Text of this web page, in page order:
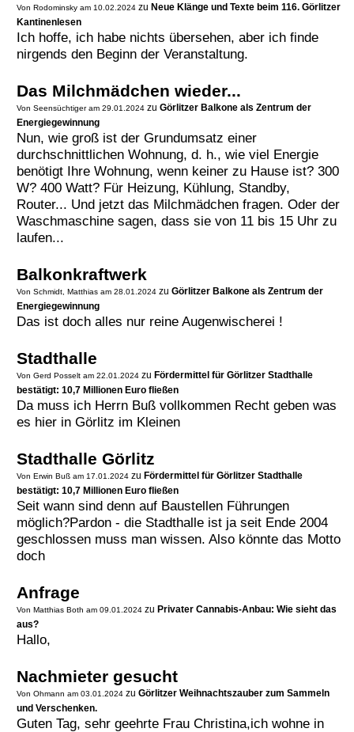
Von Rodominsky am 10.02.2024zu Neue Klänge und Texte beim 116. Görlitzer
Kantinenlesen
Ich hoffe, ich habe nichts übersehen, aber ich finde
nirgends den Beginn der Veranstaltung.
Das Milchmädchen wieder...
Von Seensüchtiger am 29.01.2024zu Görlitzer Balkone als Zentrum der
Energiegewinnung
Nun, wie groß ist der Grundumsatz einer
durchschnittlichen Wohnung, d. h., wie viel Energie
benötigt Ihre Wohnung, wenn keiner zu Hause ist? 300
W? 400 Watt? Für Heizung, Kühlung, Standby,
Router... Und jetzt das Milchmädchen fragen. Oder der
Waschmaschine sagen, dass sie von 11 bis 15 Uhr zu
laufen...
Balkonkraftwerk
Von Schmidt, Matthias am 28.01.2024zu Görlitzer Balkone als Zentrum der
Energiegewinnung
Das ist doch alles nur reine Augenwischerei !
Stadthalle
Von Gerd Posselt am 22.01.2024zu Fördermittel für Görlitzer Stadthalle
bestätigt: 10,7 Millionen Euro fließen
Da muss ich Herrn Buß vollkommen Recht geben was
es hier in Görlitz im Kleinen
Stadthalle Görlitz
Von Erwin Buß am 17.01.2024zu Fördermittel für Görlitzer Stadthalle
bestätigt: 10,7 Millionen Euro fließen
Seit wann sind denn auf Baustellen Führungen
möglich?Pardon - die Stadthalle ist ja seit Ende 2004
geschlossen muss man wissen. Also könnte das Motto
doch
Anfrage
Von Matthias Both am 09.01.2024zu Privater Cannabis-Anbau: Wie sieht das
aus?
Hallo,
Nachmieter gesucht
Von Ohmann am 03.01.2024zu Görlitzer Weihnachtszauber zum Sammeln
und Verschenken.
Guten Tag, sehr geehrte Frau Christina,ich wohne in